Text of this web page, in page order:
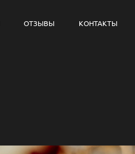
ОТЗЫВЫ КОНТАКТЫ